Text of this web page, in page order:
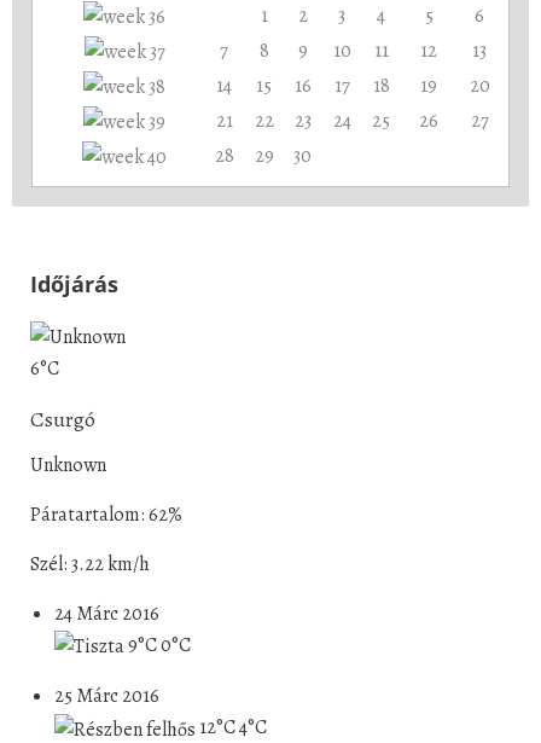
1
2 3 4 5
6
7
8 9 10 11 12
13
14
15 16 17 18 19
20
21
22 23 24 25 26
27
28
29 30
Időjárás
6°C
Csurgó
Unknown
Páratartalom: 62%
Szél: 3.22 km/h
24 Márc 2016
9°C0°C
25 Márc 2016
12°C4°C